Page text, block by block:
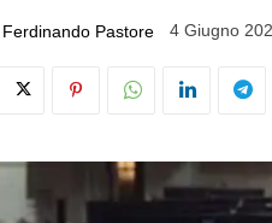
Ferdinando Pastore 4 Giugno